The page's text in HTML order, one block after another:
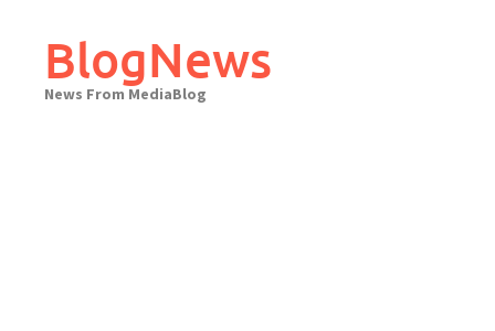
contentBlogNews
News From MediaBlog